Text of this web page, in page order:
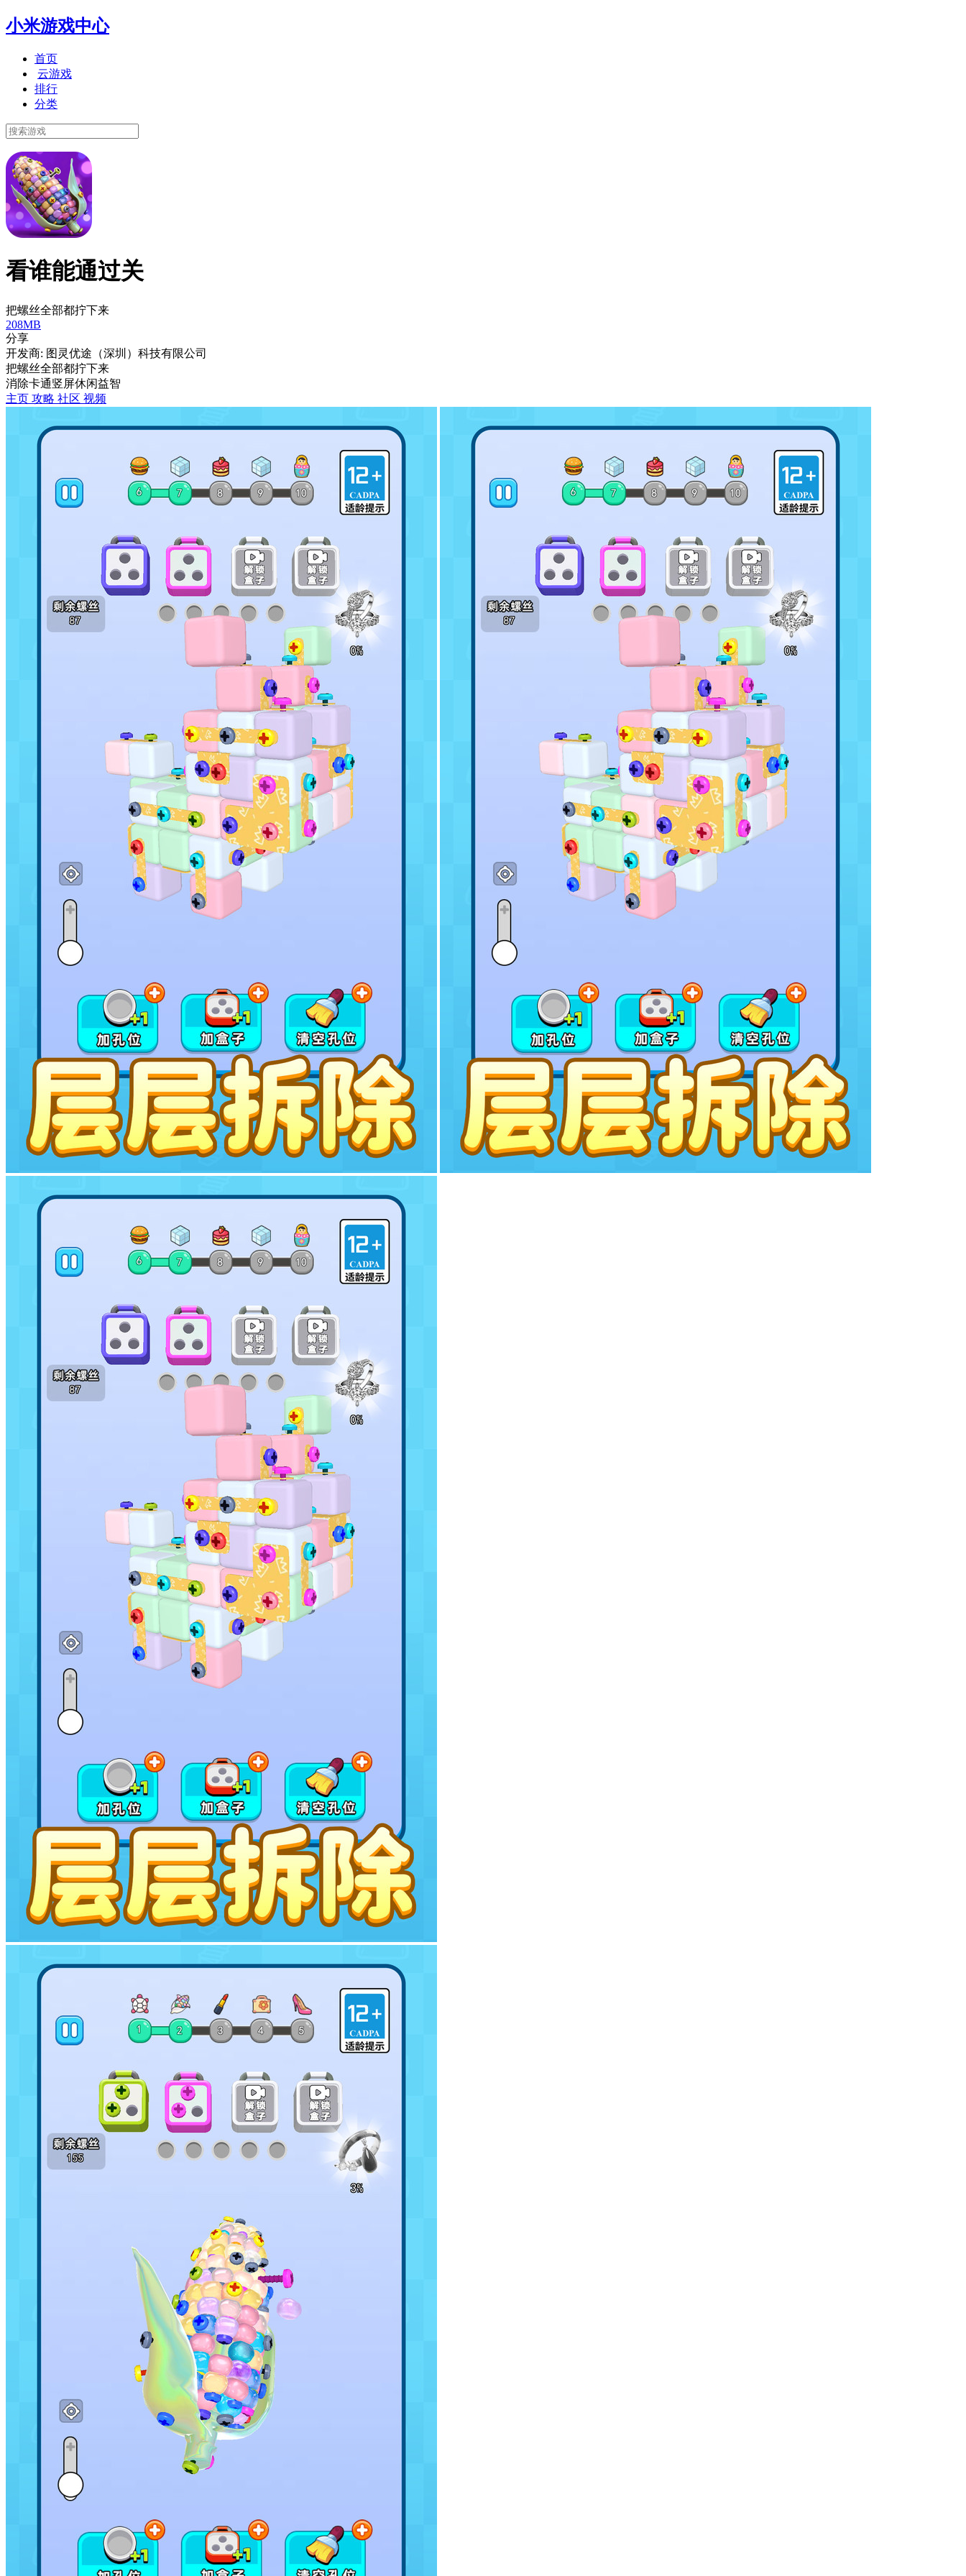
小米游戏中心
首页
云游戏
排行
分类
看谁能通过关
把螺丝全部都拧下来
208MB
分享
开发商: 图灵优途（深圳）科技有限公司
把螺丝全部都拧下来
消除卡通竖屏休闲益智
主页 攻略 社区 视频